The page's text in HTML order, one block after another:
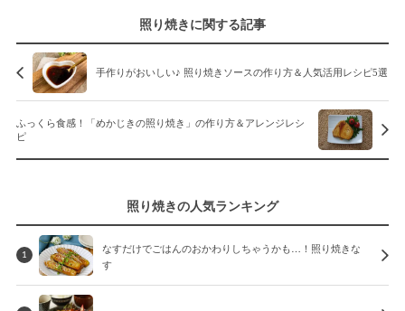
照り焼きに関する記事
手作りがおいしい♪ 照り焼きソースの作り方＆人気活用レシピ5選
ふっくら食感！「めかじきの照り焼き」の作り方＆アレンジレシ
ピ
照り焼きの人気ランキング
1
なすだけでごはんのおかわりしちゃうかも…！照り焼きな
す